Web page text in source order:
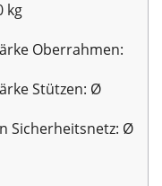
kg
Oberrahmen:
Stützen: Ø
Sicherheitsnetz: Ø